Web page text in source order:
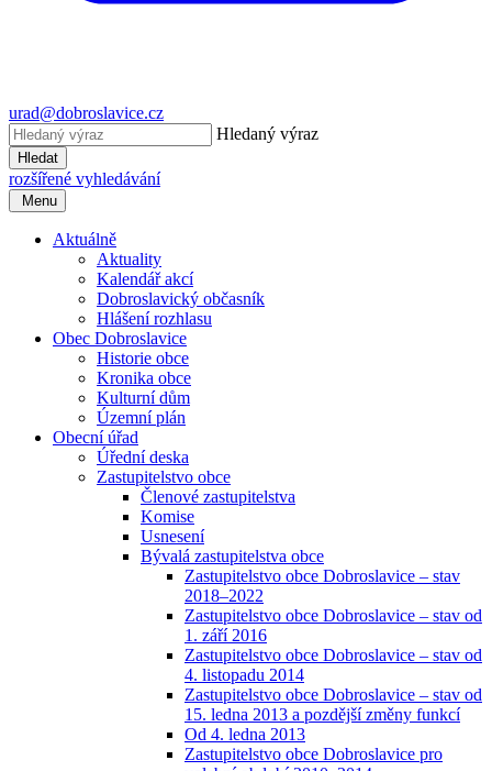
urad@dobroslavice.cz
Hledaný výraz
Hledat
rozšířené vyhledávání
Menu
Aktuálně
Aktuality
Kalendář akcí
Dobroslavický občasník
Hlášení rozhlasu
Obec Dobroslavice
Historie obce
Kronika obce
Kulturní dům
Územní plán
Obecní úřad
Úřední deska
Zastupitelstvo obce
Členové zastupitelstva
Komise
Usnesení
Bývalá zastupitelstva obce
Zastupitelstvo obce Dobroslavice – stav
2018–2022
Zastupitelstvo obce Dobroslavice – stav od
1. září 2016
Zastupitelstvo obce Dobroslavice – stav od
4. listopadu 2014
Zastupitelstvo obce Dobroslavice – stav od
15. ledna 2013 a pozdější změny funkcí
Od 4. ledna 2013
Zastupitelstvo obce Dobroslavice pro